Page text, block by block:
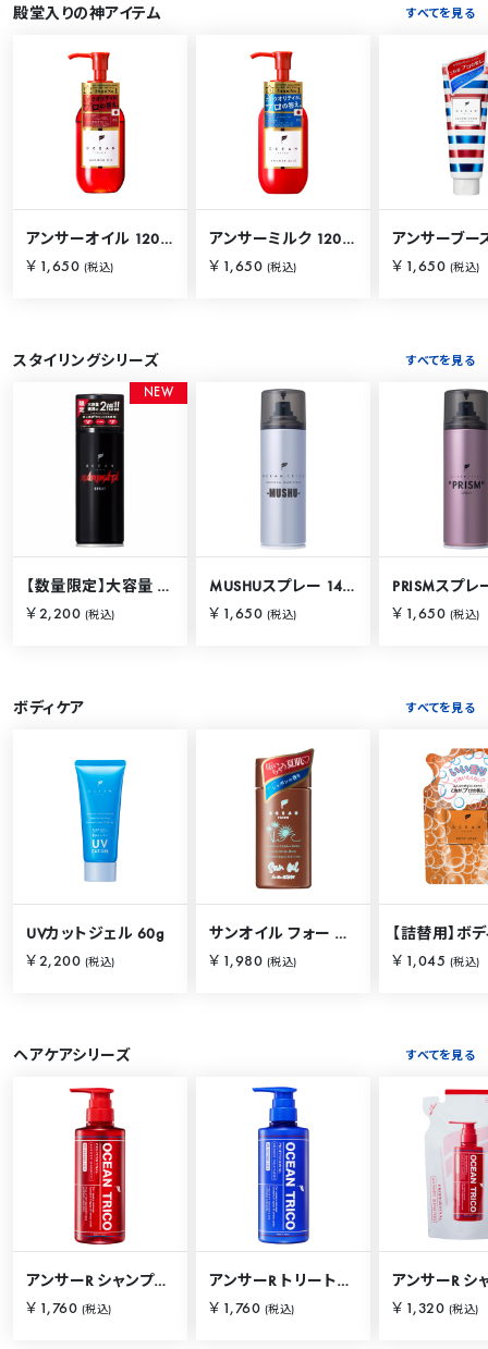
殿堂入りの神アイテム すべてを見る
アンサーオイル 120mL
￥1,650 (税込)
アンサーミルク 120mL
￥1,650 (税込) ￥1,650 (税込)
スタイリングシリーズ すべてを見る
N EW
【数量限定】大容量 バリカタスプレー 280g
￥2,200 (税込)
MUSHUスプレー 140g
￥1,650 (税込)
PRISMスプレ
￥1,650 (税込)
ボディケア すべてを見る
UVカットジェル 60g
￥2,200 (税込)
サンオイル フォー ザ オーシャン 120ml
￥1,980 (税込) ￥1,045 (税込)
ヘアケアシリーズ すべてを見る
アンサーR シャンプー 400mL
￥1,760 (税込)
アンサーR トリートメント 400mL
￥1,760 (税込) ￥1,320 (税込)